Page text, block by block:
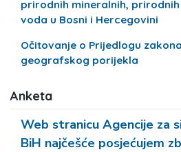
prirodnih mineralnih,
voda u Bosni i Hercegovini
Očitovanje o Prijedlogu
geografskog porijekla
Anketa
Web stranicu Agencije za
BiH najčešće posjećujem